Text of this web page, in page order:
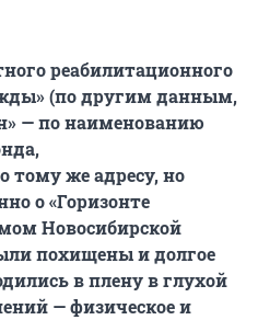
реабилитационного
(по другим данным,
— по наименованию
тому же адресу, но
о «Горизонте
Новосибирской
похищены и долгое
в плену в глухой
— физическое и